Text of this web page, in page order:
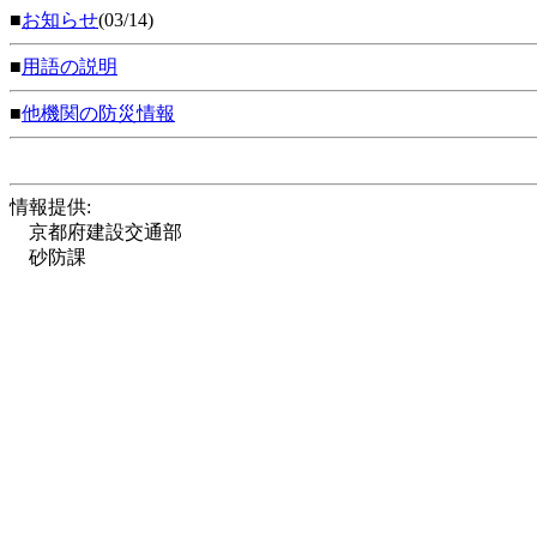
■お知らせ(03/14)
■用語の説明
■他機関の防災情報
情報提供:
京都府建設交通部
砂防課